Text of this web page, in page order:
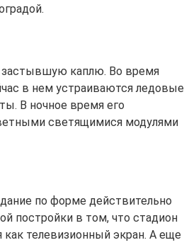
застывшую каплю. Во время
в нем устраиваются ледовые
В ночное время его
светящимися модулями
по форме действительно
постройки в том, что стадион
телевизионный экран. А еще